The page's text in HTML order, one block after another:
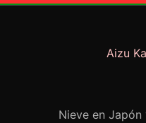
Nieve en Japón